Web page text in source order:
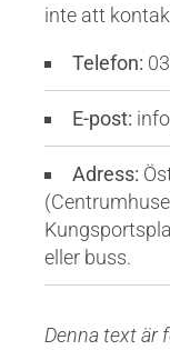
inte att
Telefon:
E-post:
Adress:
eller buss.
Denna text är